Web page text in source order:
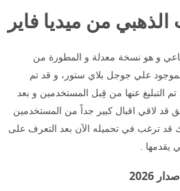
من ميديا فاير
و هو نسخة معدلة و المطورة من
علي جوجل بلاي ستور، و قد تم
التبليغ عنها من قِبل المستخدمين و بعد
قد لاقي اقبال كبير جداً من المستخدمين
قد ترغب في تحميله الآن بعد التعرف على
يقدمها .